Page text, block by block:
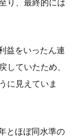
り、最終的には
益をいったん連
していたため、
に見えていま
とほぼ同水準の